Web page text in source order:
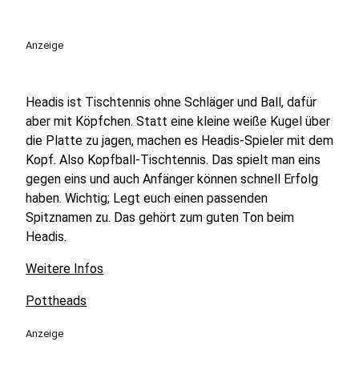
Anzeige
Headis ist Tischtennis ohne Schläger und Ball, dafür
aber mit Köpfchen. Statt eine kleine weiße Kugel über
die Platte zu jagen, machen es Headis-Spieler mit dem
Kopf. Also Kopfball-Tischtennis. Das spielt man eins
gegen eins und auch Anfänger können schnell Erfolg
haben. Wichtig; Legt euch einen passenden
Spitznamen zu. Das gehört zum guten Ton beim
Headis.
Weitere Infos
Pottheads
Anzeige